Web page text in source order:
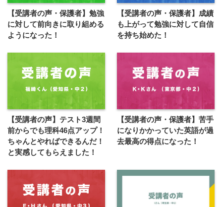
【受講者の声・保護者】勉強
に対して前向きに取り組める
ようになった！
【受講者の声・保護者】成績
も上がって勉強に対して自信
を持ち始めた！
【受講者の声】テスト3週間
前からでも理科46点アップ！
ちゃんとやればできるんだ！
と実感してもらえました！
【受講者の声・保護者】苦手
になりかかっていた英語が過
去最高の得点になった！